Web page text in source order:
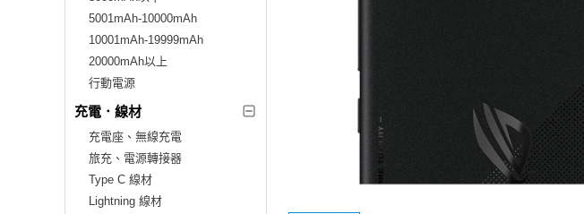
5001mAh-10000mAh
10001mAh-19999mAh
20000mAh以上
行動電源
充電．線材
充電座、無線充電
旅充、電源轉接器
Type C 線材
Lightning 線材